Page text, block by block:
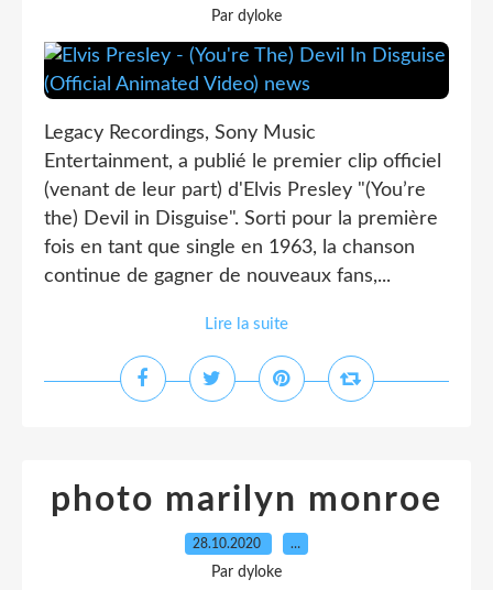
Par dyloke
Legacy Recordings, Sony Music
Entertainment, a publié le premier clip officiel
(venant de leur part) d'Elvis Presley "(You’re
the) Devil in Disguise". Sorti pour la première
fois en tant que single en 1963, la chanson
continue de gagner de nouveaux fans,...
Lire la suite
photo marilyn monroe
28.10.2020 …
Par dyloke